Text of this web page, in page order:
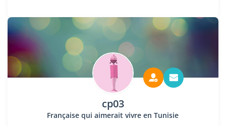
cp03
Française qui aimerait vivre en Tunisie